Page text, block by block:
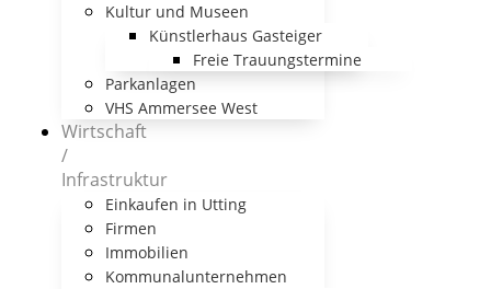
Kultur und Museen
Künstlerhaus Gasteiger
Freie Trauungstermine
Parkanlagen
VHS Ammersee West
Wirtschaft
/
Infrastruktur
Einkaufen in Utting
Firmen
Immobilien
Kommunalunternehmen